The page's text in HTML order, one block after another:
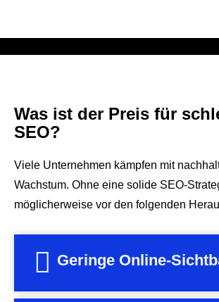
Was ist der Preis für
SEO?
Viele Unternehmen kämpfen mit
Wachstum. Ohne eine solide SEO-
möglicherweise vor den folgenden
Geringe Online-